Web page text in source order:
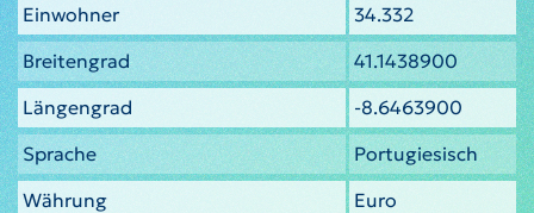
Einwohner
34.332
Breitengrad
41.1438900
Längengrad
-8.6463900
Sprache
Portugiesisch
Währung
Euro